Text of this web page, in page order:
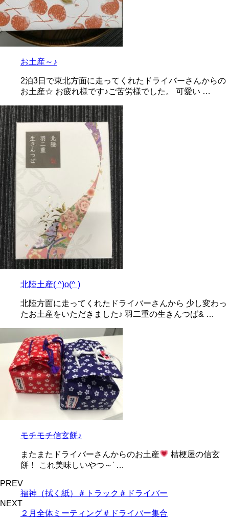
お土産～♪
2泊3日で東北方面に走ってくれたドライバーさんからの
お土産☆ お疲れ様です♪ご苦労様でした。 可愛い …
北陸土産( ^)o(^ )
北陸方面に走ってくれたドライバーさんから 少し変わっ
たお土産をいただきました♪ 羽二重の生きんつば& …
モチモチ信玄餅♪
またまたドライバーさんからのお土産
桔梗屋の信玄
餅！ これ美味しいやつ～' …
PREV
福神（拭く紙）＃トラック＃ドライバー
NEXT
２月全体ミーティング＃ドライバー集合